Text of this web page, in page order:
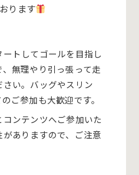
ります
トしてゴールを目指し
無理やり引っ張って走
い。バッグやスリン
ご参加も大歓迎です。
ンテンツへご参加いた
ありますので、ご注意